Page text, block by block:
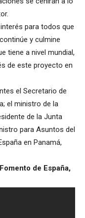
para todos que
y culmine
tiene a nivel mundial,
de este proyecto en
el Secretario de
el ministro de la
de la Junta
para Asuntos del
en Panamá,
de España,